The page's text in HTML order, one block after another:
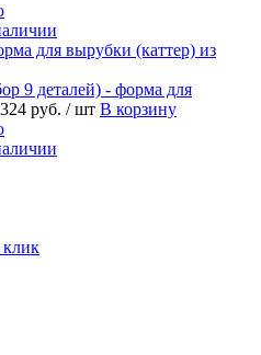
9 деталей) - форма для
324 руб. / шт В корзину